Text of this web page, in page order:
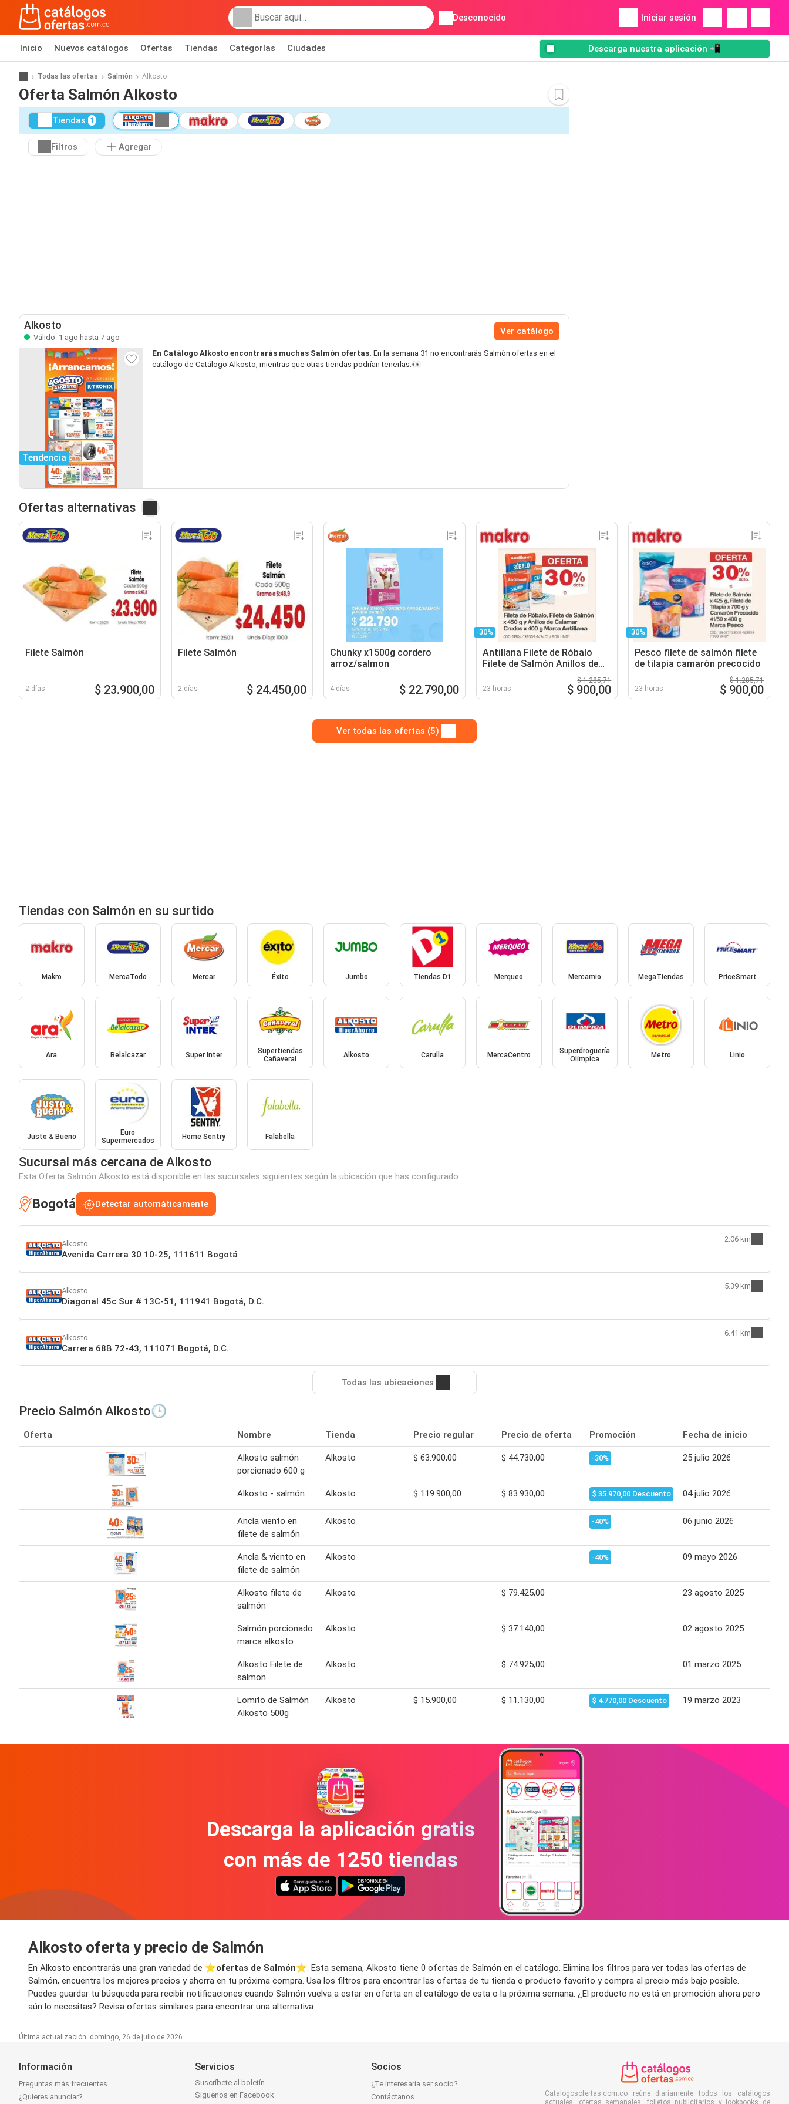
Desconocido Iniciar sesión
Inicio Nuevos catálogos Ofertas Tiendas Categorías Ciudades Descarga nuestra aplicación 📲
Todas las ofertas Salmón Alkosto
Oferta Salmón Alkosto
Tiendas 1
Filtros Agregar
Alkosto
Válido: 1 ago hasta 7 ago
Ver catálogo
Tendencia
En Catálogo Alkosto encontrarás muchas Salmón ofertas. En la semana 31 no encontrarás Salmón ofertas en el
catálogo de Catálogo Alkosto, mientras que otras tiendas podrían tenerlas.👀
Ofertas alternativas
Filete Salmón
2 días $ 23.900,00
Filete Salmón
2 días $ 24.450,00
Chunky x1500g cordero
arroz/salmon
4 días $ 22.790,00
-30%
Antillana Filete de Róbalo
Filete de Salmón Anillos de
23 horas
$ 1.285,71
$ 900,00
-30%
Pesco filete de salmón filete
de tilapia camarón precocido
23 horas
$ 1.285,71
$ 900,00
Ver todas las ofertas (5)
Tiendas con Salmón en su surtido
Makro MercaTodo Mercar Éxito Jumbo Tiendas D1 Merqueo Mercamio MegaTiendas PriceSmart
Ara Belalcazar Super Inter
Supertiendas
Cañaveral
Alkosto Carulla MercaCentro
Superdroguería
Olímpica
Metro Linio
Justo & Bueno
Euro
Supermercados
Home Sentry Falabella
Sucursal más cercana de Alkosto
Esta Oferta Salmón Alkosto está disponible en las sucursales siguientes según la ubicación que has configurado:
Bogotá Detectar automáticamente
Alkosto
Avenida Carrera 30 10-25, 111611 Bogotá
2.06 km
Alkosto
Diagonal 45c Sur # 13C-51, 111941 Bogotá, D.C.
5.39 km
Alkosto
Carrera 68B 72-43, 111071 Bogotá, D.C.
6.41 km
Todas las ubicaciones
Precio Salmón Alkosto🕒
Oferta Nombre Tienda Precio regular Precio de oferta Promoción Fecha de inicio
Alkosto salmón
porcionado 600 g
Alkosto $ 63.900,00 $ 44.730,00 -30% 25 julio 2026
Alkosto - salmón Alkosto $ 119.900,00 $ 83.930,00 $ 35.970,00 Descuento 04 julio 2026
Ancla viento en
filete de salmón
Alkosto -40% 06 junio 2026
Ancla & viento en
filete de salmón
Alkosto -40% 09 mayo 2026
Alkosto filete de
salmón
Alkosto $ 79.425,00 23 agosto 2025
Salmón porcionado
marca alkosto
Alkosto $ 37.140,00 02 agosto 2025
Alkosto Filete de
salmon
Alkosto $ 74.925,00 01 marzo 2025
Lomito de Salmón
Alkosto 500g
Alkosto $ 15.900,00 $ 11.130,00 $ 4.770,00 Descuento 19 marzo 2023
Descarga la aplicación gratis
con más de 1250 tiendas
Alkosto oferta y precio de Salmón
En Alkosto encontrarás una gran variedad de ⭐️ofertas de Salmón⭐️. Esta semana, Alkosto tiene 0 ofertas de Salmón en el catálogo. Elimina los filtros para ver todas las ofertas de
Salmón, encuentra los mejores precios y ahorra en tu próxima compra. Usa los filtros para encontrar las ofertas de tu tienda o producto favorito y compra al precio más bajo posible.
Puedes guardar tu búsqueda para recibir notificaciones cuando Salmón vuelva a estar en oferta en el catálogo de esta o la próxima semana. ¿El producto no está en promoción ahora pero
aún lo necesitas? Revisa ofertas similares para encontrar una alternativa.
Última actualización: domingo, 26 de julio de 2026
Información
Preguntas más frecuentes
¿Quieres anunciar?
Servicios
Suscríbete al boletín
Síguenos en Facebook
Socios
¿Te interesaría ser socio?
Contáctanos
Catalogosofertas.com.co reúne diariamente todos los catálogos
actuales, ofertas semanales, folletos publicitarios y lookbooks de